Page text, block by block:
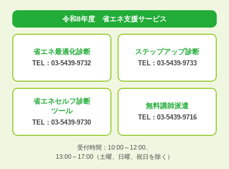
令和8年度 省エネ支援サービス
省エネ最適化診断
TEL : 03-5439-9732
ステップアップ診断
TEL : 03-5439-9733
省エネセルフ診断
ツール
TEL : 03-5439-9730
無料講師派遣
TEL : 03-5439-9716
受付時間：10:00～12:00、
13:00～17:00（土曜、日曜、祝日を除く）